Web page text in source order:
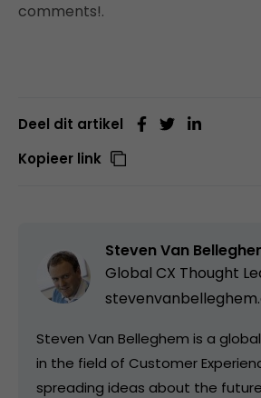
comments!.
Deel dit artikel
Kopieer link
Steven Van
Global CX Thought
Steven Van Belleghem is a
in the field of Customer
spreading ideas about the